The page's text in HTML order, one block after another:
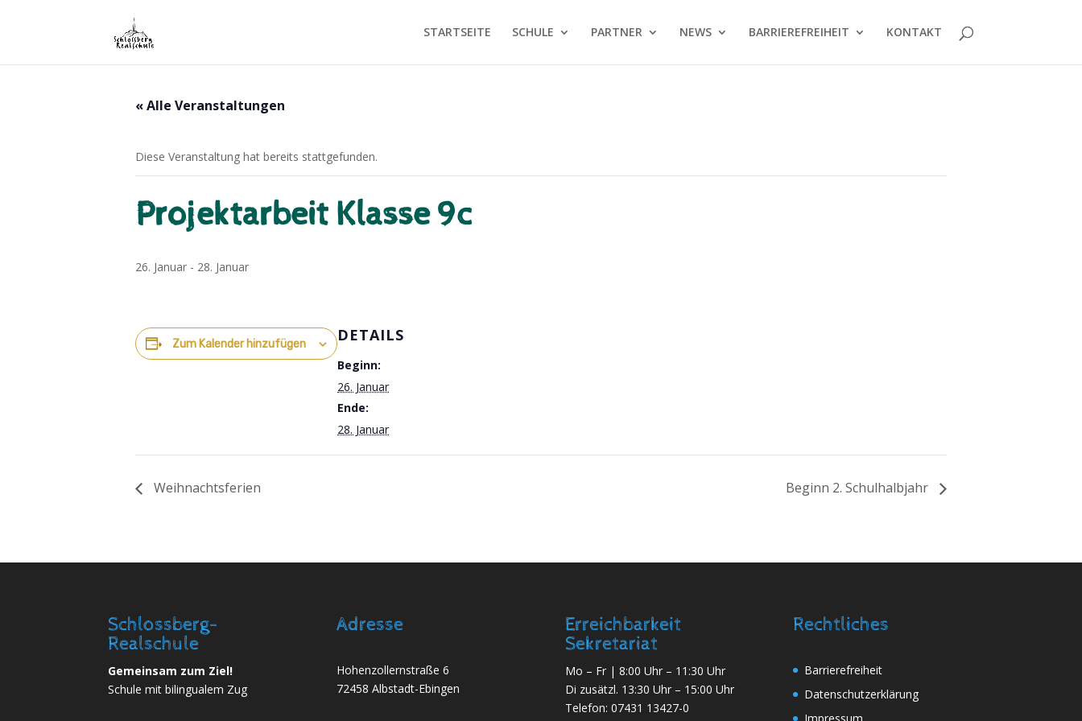
STARTSEITE SCHULE PARTNER NEWS BARRIERE­FREIHEIT KONTAKT
« Alle Veranstaltungen
Diese Veranstaltung hat bereits stattgefunden.
Projektarbeit Klasse 9c
26. Januar - 28. Januar
Zum Kalender hinzufügen DETAILS
Beginn:
26. Januar
Ende:
28. Januar
Weihnachtsferien Beginn 2. Schulhalbjahr
Schlossberg-
Realschule
Gemeinsam zum Ziel!
Schule mit bilingualem Zug
Adresse
Hohenzollernstraße 6
72458 Albstadt-Ebingen
Erreichbarkeit
Sekretariat
Mo – Fr | 8:00 Uhr – 11:30 Uhr
Di zusätzl. 13:30 Uhr – 15:00 Uhr
Telefon: 07431 13427-0
Rechtliches
Barrierefreiheit
Daten­schutz­erklärung